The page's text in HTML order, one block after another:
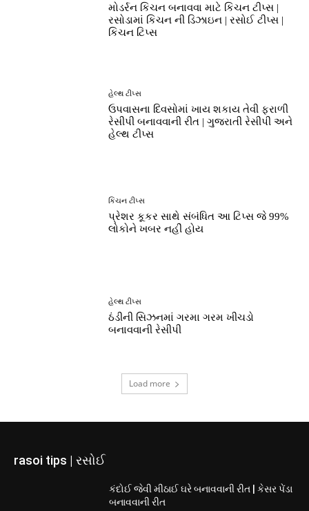
મોડર્રન કિચન બનાવવા માટે કિચન ટીપ્સ |
રસોડામાં કિચન ની ડિઝાઇન | રસોઈ ટીપ્સ |
કિચન ટિપ્સ
હેલ્થ ટીપ્સ
ઉપવાસના દિવસોમાં ખાય શકાય તેવી ફરાળી
રેસીપી બનાવવાની રીત | ગુજરાતી રેસીપી અને
હેલ્થ ટીપ્સ
કિચન ટીપ્સ
પ્રેશર કૂકર સાથે સંબંધિત આ ટિપ્સ જે 99%
લોકોને ખબર નહીં હોય
હેલ્થ ટીપ્સ
ઠંડીની સિઝનમાં ગરમા ગરમ ખીચડો
બનાવવાની રેસીપી
Load more
rasoi tips | રસોઈ
કંદોઈ જેવી મીઠાઈ ઘરે બનાવવાની રીત | કેસર પેંડા
બનાવવાની રીત